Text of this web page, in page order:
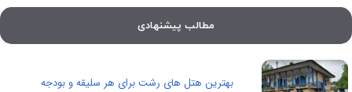
مطالب پیشنهادی
بهترین هتل های رشت برای هر سلیقه و بودجه